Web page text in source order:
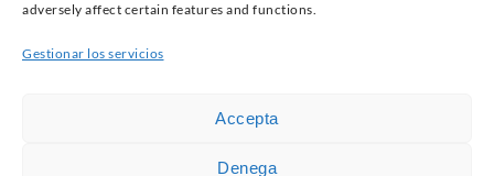
adversely affect certain features and functions.
Gestionar los servicios
Accepta
Denega